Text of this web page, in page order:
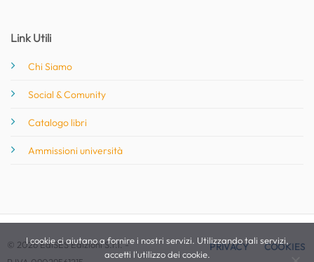
Link Utili
Chi Siamo
Social & Comunity
Catalogo libri
Ammissioni università
© 2026 EdiSES Edizioni S.r.l. -
PRIVACY COOKIES
I cookie ci aiutano a fornire i nostri servizi. Utilizzando tali servizi,
accetti l'utilizzo dei cookie.